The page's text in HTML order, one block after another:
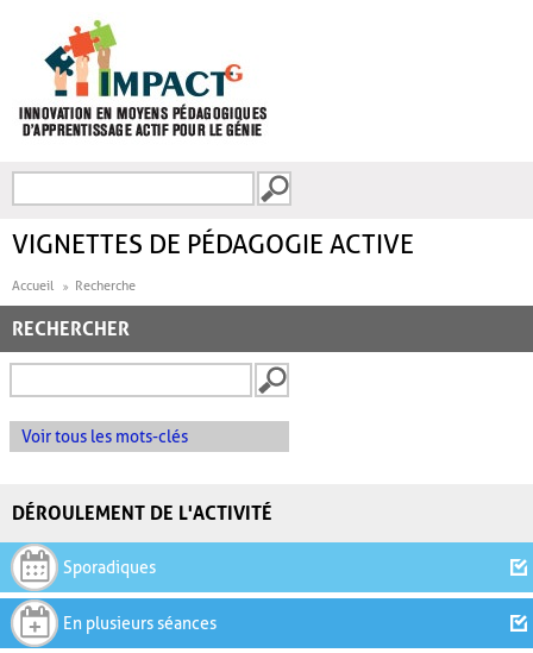
FORMULAIRE DE
VIGNETTES DE PÉDAGOGIE ACTIVE
Accueil Recherche
RECHERCHER
Voir tous les mots-clés
DÉROULEMENT DE L'ACTIVITÉ
Sporadiques
En plusieurs séances